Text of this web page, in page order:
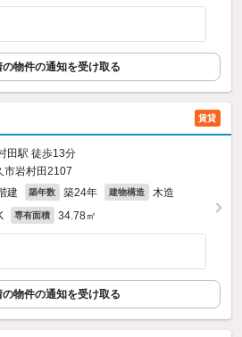
の物件の通知を受け取る
賃貸
田駅 徒歩13分
市岩村田2107
建 築年数 築24年 建物構造 木造
専有面積 34.78㎡
の物件の通知を受け取る